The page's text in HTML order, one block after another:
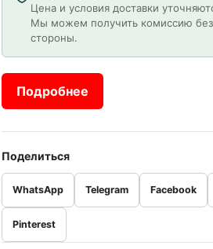
Цена и условия доставки
Мы можем получить комиссию
стороны.
Подробнее
Поделиться
WhatsApp Telegram Facebook
Pinterest